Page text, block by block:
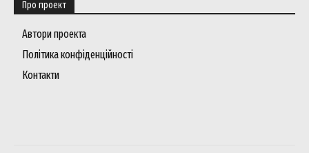
Про проект
Автори проекта
Політика конфіденційності
Контакти